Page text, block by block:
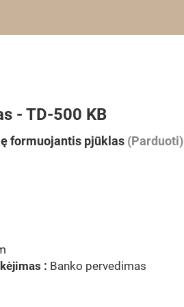
- TD-500 KB
formuojantis pjūklas (Parduoti)
: Banko pervedimas